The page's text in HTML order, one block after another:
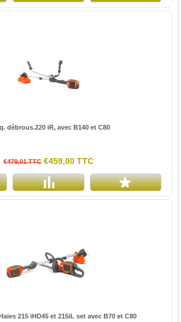
débrous.220 iR, avec B140 et C80
€479,01 TTC €459,00 TTC
215 iHD45 et 215iL set avec B70 et C80